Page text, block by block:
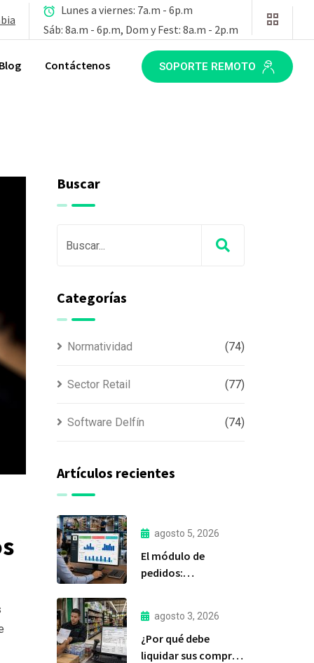
Lunes a viernes: 7a.m - 6p.m
Sáb: 8a.m - 6p.m, Dom y Fest: 8a.m - 2p.m
Contáctenos SOPORTE REMOTO
Buscar
Categorías
Normatividad (74)
Sector Retail (77)
Software Delfín (74)
Artículos recientes
agosto 5, 2026
El módulo de
pedidos:
importante de Delfín
Software
agosto 3, 2026
¿Por qué debe
liquidar sus compras